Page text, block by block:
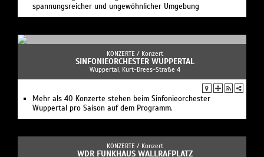
spannungsreicher und ungewöhnlicher Umgebung
KONZERTE / Konzert
SINFONIEORCHESTER WUPPERTAL
Wuppertal, Kurt-Drees-Straße 4
Mehr als 40 Konzerte stehen beim Sinfonieorchester
Wuppertal pro Saison auf dem Programm.
KONZERTE / Konzert
WDR FUNKHAUS WALLRAFPLATZ